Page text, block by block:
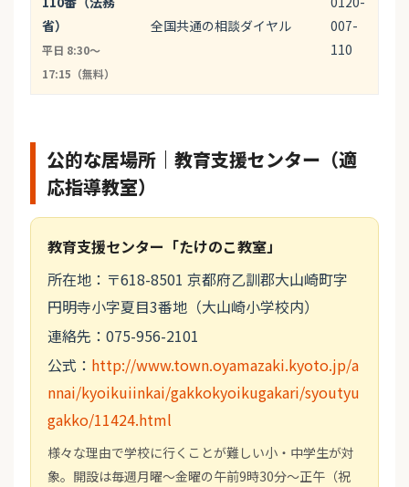
省）
平日 8:30〜
17:15（無料）
全国共通の相談ダイヤル
007-
110
公的な居場所｜教育支援センター（適
応指導教室）
教育支援センター「たけのこ教室」
所在地：〒618-8501 京都府乙訓郡大山崎町字
円明寺小字夏目3番地（大山崎小学校内）
連絡先：075-956-2101
公式： http://www.town.oyamazaki.kyoto.jp/a
nnai/kyoikuiinkai/gakkokyoikugakari/syoutyu
gakko/11424.html
様々な理由で学校に行くことが難しい小・中学生が対
象。開設は毎週月曜～金曜の午前9時30分～正午（祝